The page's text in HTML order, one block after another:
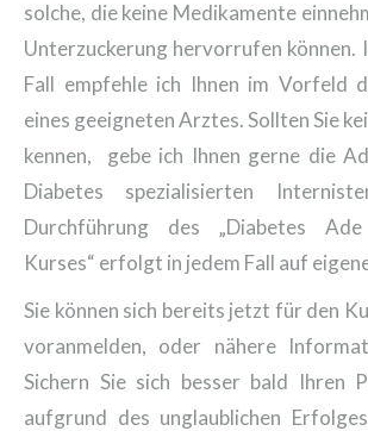
solche, die keine Medikamente
Unterzuckerung hervorrufen können.
Fall empfehle ich Ihnen im Vorfeld
eines geeigneten Arztes. Sollten Sie
kennen, gebe ich Ihnen gerne die
Diabetes spezialisierten
Durchführung des „Diabetes Ade
Kurses“ erfolgt in jedem Fall auf
Sie können sich bereits jetzt für den
voranmelden, oder nähere
Sichern Sie sich besser bald Ihren
aufgrund des unglaublichen